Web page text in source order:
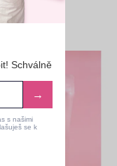
LETO30
Schválně
→
s našimi
se k